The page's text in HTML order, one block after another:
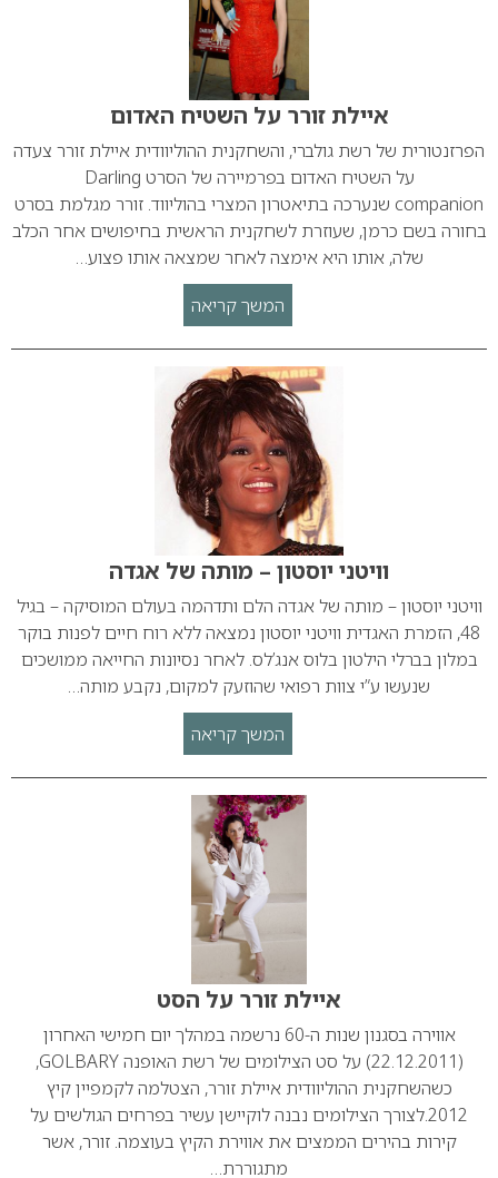
איילת זורר על השטיח האדום
הפרזנטורית של רשת גולברי, והשחקנית ההוליוודית איילת זורר צעדה
על השטיח האדום בפרמיירה של הסרט Darling
companion שנערכה בתיאטרון המצרי בהוליווד. זורר מגלמת בסרט
בחורה בשם כרמן, שעוזרת לשחקנית הראשית בחיפושים אחר הכלב
שלה, אותו היא אימצה לאחר שמצאה אותו פצוע…
המשך קריאה
וויטני יוסטון – מותה של אגדה
וויטני יוסטון – מותה של אגדה הלם ותדהמה בעולם המוסיקה – בגיל
48, הזמרת האגדית וויטני יוסטון נמצאה ללא רוח חיים לפנות בוקר
במלון בברלי הילטון בלוס אנג’לס. לאחר נסיונות החייאה ממושכים
שנעשו ע”י צוות רפואי שהוזעק למקום, נקבע מותה…
המשך קריאה
איילת זורר על הסט
אווירה בסגנון שנות ה-60 נרשמה במהלך יום חמישי האחרון
(22.12.2011) על סט הצילומים של רשת האופנה GOLBARY,
כשהשחקנית ההוליוודית איילת זורר, הצטלמה לקמפיין קיץ
2012.לצורך הצילומים נבנה לוקיישן עשיר בפרחים הגולשים על
קירות בהירים הממצים את אווירת הקיץ בעוצמה. זורר, אשר
מתגוררת…